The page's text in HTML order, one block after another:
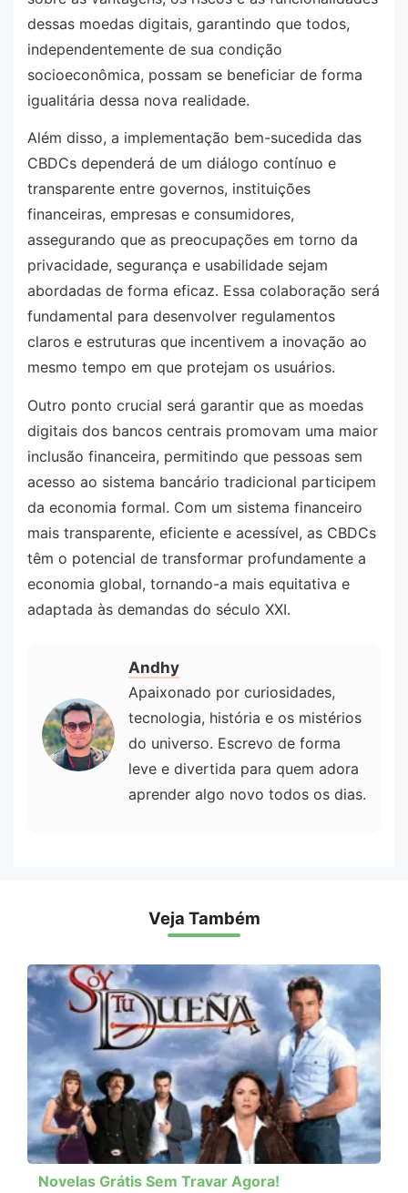
dessas moedas digitais, garantindo que todos,
independentemente de sua condição
socioeconômica, possam se beneficiar de forma
igualitária dessa nova realidade.
Além disso, a implementação bem-sucedida das
CBDCs dependerá de um diálogo contínuo e
transparente entre governos, instituições
financeiras, empresas e consumidores,
assegurando que as preocupações em torno da
privacidade, segurança e usabilidade sejam
abordadas de forma eficaz. Essa colaboração será
fundamental para desenvolver regulamentos
claros e estruturas que incentivem a inovação ao
mesmo tempo em que protejam os usuários.
Outro ponto crucial será garantir que as moedas
digitais dos bancos centrais promovam uma maior
inclusão financeira, permitindo que pessoas sem
acesso ao sistema bancário tradicional participem
da economia formal. Com um sistema financeiro
mais transparente, eficiente e acessível, as CBDCs
têm o potencial de transformar profundamente a
economia global, tornando-a mais equitativa e
adaptada às demandas do século XXI.
Andhy
Apaixonado por curiosidades,
tecnologia, história e os mistérios
do universo. Escrevo de forma
leve e divertida para quem adora
aprender algo novo todos os dias.
Veja Também
Novelas Grátis Sem Travar Agora!